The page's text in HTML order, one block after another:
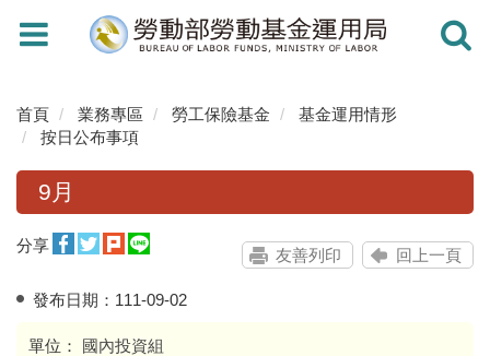
Toggle
navigation
Toggle
首頁 業務專區 勞工保險基金
基金運用情形
按日公布事項
9月
分享
友善列印 回上一頁
發布日期： 111-09-02
單位：
國內投資組